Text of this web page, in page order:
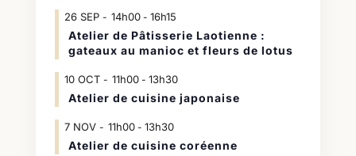
26 SEP 14h00- 16h15
Atelier de Pâtisserie Laotienne :
gateaux au manioc et fleurs de lotus
10 OCT 11h00- 13h30
Atelier de cuisine japonaise
7 NOV 11h00- 13h30
Atelier de cuisine coréenne